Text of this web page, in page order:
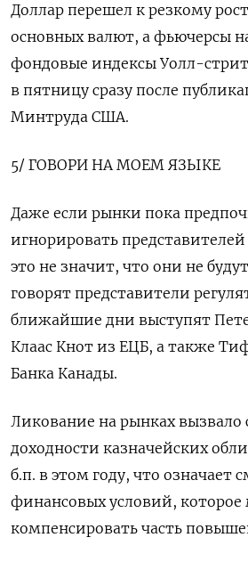
Доллар перешел к резкому
основных валют, а фьючерсы
фондовые индексы Уолл-
в пятницу сразу после
Минтруда США.
5/ ГОВОРИ НА МОЕМ ЯЗЫКЕ
Даже если рынки пока
игнорировать
это не значит, что они не
говорят представители
ближайшие дни выступят
Клаас Кнот из ЕЦБ, а также
Банка Канады.
Ликование на рынках
доходности казначейских
б.п. в этом году, что означает
финансовых условий,
компенсировать часть